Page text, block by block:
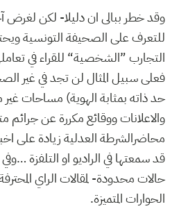
وقد خطر ببالى ان دليلا- لكن
للتعرف على الصحيفة التونسية
التجارب ”الشخصية“ للقراء في
فعلى سبيل المثال لن تجد في غير
حد ذاته بمثابة الهوية) مساحات غير
والاعلانات ووقائع مكررة عن
محاضرالشرطة العدلية زيادة على
قد سمعتها في الراديو او التلفزة
حالات محدودة- لمقالات الراي
الحوارات المتميزة.